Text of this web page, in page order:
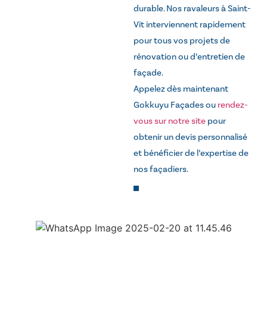
durable. Nos ravaleurs à Saint-
Vit interviennent rapidement
pour tous vos projets de
rénovation ou d’entretien de
façade.
Appelez dès maintenant
Gokkuyu Façades ourendez-
vous sur notre sitepour
obtenir un devis personnalisé
et bénéficier de l’expertise de
nos façadiers.